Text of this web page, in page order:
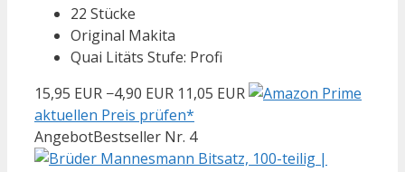
22 Stücke
Original Makita
Quai Litäts Stufe: Profi
15,95 EUR −4,90 EUR 11,05 EUR
aktuellen Preis prüfen*
AngebotBestseller Nr. 4